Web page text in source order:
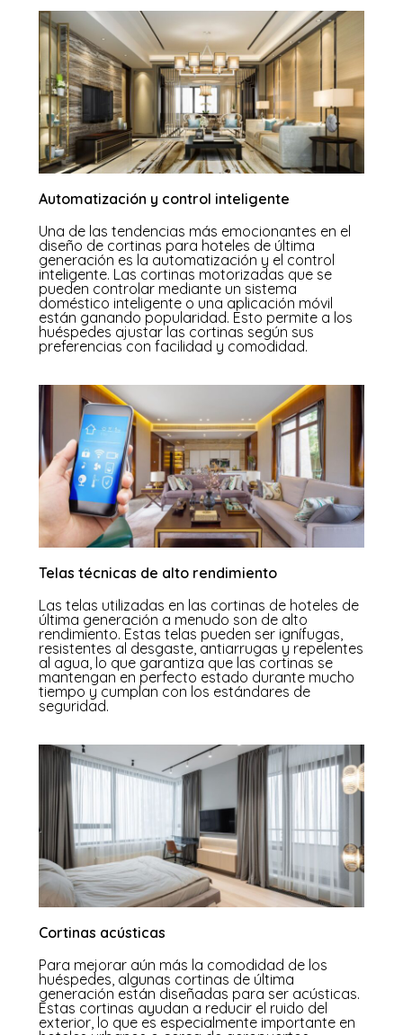
Automatización y control inteligente
Una de las tendencias más emocionantes en el
diseño de cortinas para hoteles de última
generación es la automatización y el control
inteligente. Las cortinas motorizadas que se
pueden controlar mediante un sistema
doméstico inteligente o una aplicación móvil
están ganando popularidad. Esto permite a los
huéspedes ajustar las cortinas según sus
preferencias con facilidad y comodidad.
Telas técnicas de alto rendimiento
Las telas utilizadas en las cortinas de hoteles de
última generación a menudo son de alto
rendimiento. Estas telas pueden ser ignífugas,
resistentes al desgaste, antiarrugas y repelentes
al agua, lo que garantiza que las cortinas se
mantengan en perfecto estado durante mucho
tiempo y cumplan con los estándares de
seguridad.
Cortinas acústicas
Para mejorar aún más la comodidad de los
huéspedes, algunas cortinas de última
generación están diseñadas para ser acústicas.
Estas cortinas ayudan a reducir el ruido del
exterior, lo que es especialmente importante en